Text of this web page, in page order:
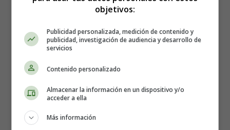
: El trigo integral contiene fibras
cadena corta (AGCC) como el acetato. Ambos
componentes son potenciales prebióticos que ayudan
Salud bucal : Los alimentos a base de trigo tienen
puede ser un buen ejercicio para la mandíbula y las
cavidad bucal.
objetivos:
Publicidad personalizada, medición de contenido y
publicidad, investigación de audiencia y desarrollo de
servicios
Contenido personalizado
Almacenar la información en un dispositivo y/o
acceder a ella
Más información